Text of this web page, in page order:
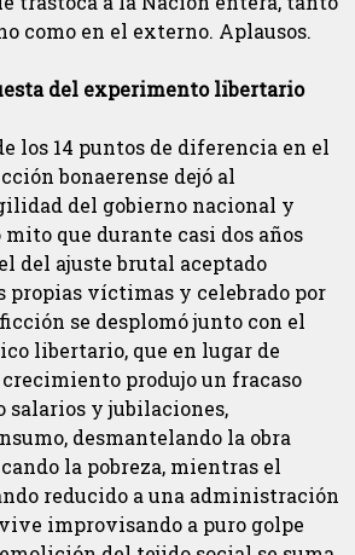
como en el externo. Aplausos.
del experimento libertario
los 14 puntos de diferencia en el
bonaerense dejó al
del gobierno nacional y
que durante casi dos años
del ajuste brutal aceptado
propias víctimas y celebrado por
se desplomó junto con el
libertario, que en lugar de
produjo un fracaso
y jubilaciones,
desmantelando la obra
la pobreza, mientras el
reducido a una administración
improvisando a puro golpe